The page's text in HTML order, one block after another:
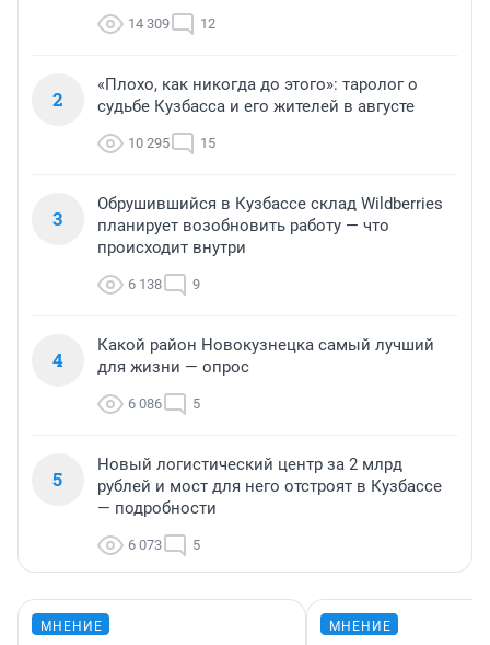
14 309 12
2
«Плохо, как никогда до этого»: таролог о
судьбе Кузбасса и его жителей в августе
10 295 15
3
Обрушившийся в Кузбассе склад Wildberries
планирует возобновить работу — что
происходит внутри
6 138 9
4
Какой район Новокузнецка самый лучший
для жизни — опрос
6 086 5
5
Новый логистический центр за 2 млрд
рублей и мост для него отстроят в Кузбассе
— подробности
6 073 5
МНЕНИЕ МНЕНИЕ